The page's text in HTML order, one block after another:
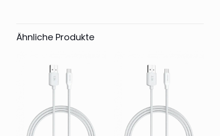
Ähnliche Produkte